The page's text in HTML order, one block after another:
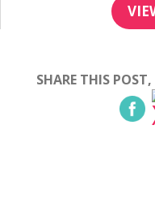
SHARE THIS